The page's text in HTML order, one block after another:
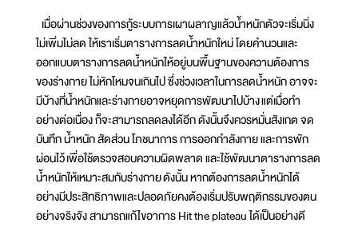
เมื่อผ่านช่วงของการกู้ระบบการเผาผลาญแล้วน้ำหนักตัวจะเริ่มนิ่ง
ไม่เพิ่มไม่ลด ให้เราเริ่มตารางการลดน้ำหนักใหม่ โดยคำนวนและ
ออกแบบตารางการลดน้ำหนักให้อยู่บนพื้นฐานของความต้องการ
ของร่างกาย ไม่หักโหมจนเกินไป ซึ่งช่วงเวลาในการลดน้ำหนัก อาจจะ
มีบ้างที่น้ำหนักและร่างกายอาจหยุดการพัฒนาไปบ้าง แต่เมื่อทำ
อย่างต่อเนื่อง ก็จะสามารถลดลงได้อีก ดังนั้นจึงควรหมั่นสังเกต จด
บันทึก น้ำหนัก สัดส่วน โภชนาการ การออกกำลังกาย และการพัก
ผ่อนไว้ เพื่อใช้ตรวจสอบความผิดพลาด และใช้พัฒนาตารางการลด
น้ำหนักให้เหมาะสมกับร่างกาย ดังนั้น หากต้องการลดน้ำหนักได้
อย่างมีประสิทธิภาพและปลอดภัยคงต้องเริ่มปรับพฤติกรรมของตน
อย่างจริงจัง สามารถแก้ไขอาการ Hit the plateau ได้เป็นอย่างดี